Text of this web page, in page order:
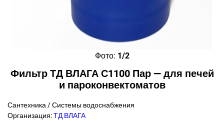
Фото: 1/2
Фильтр ТД ВЛАГА С1100 Пар — для печей
и пароконвектоматов
Сантехника / Системы водоснабжения
Организация:ТД ВЛАГА